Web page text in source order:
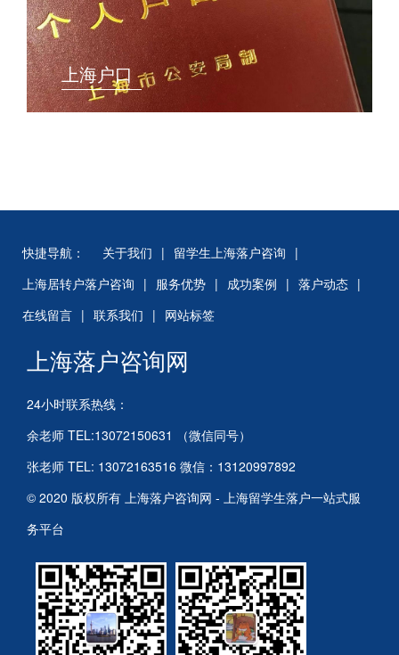
上海户口
快捷导航： 关于我们 | 留学生上海落户咨询 |
上海居转户落户咨询 | 服务优势 | 成功案例 | 落户动态 |
在线留言 | 联系我们 | 网站标签
上海落户咨询网
24小时联系热线：
余老师 TEL:13072150631 （微信同号）
张老师 TEL: 13072163516 微信：13120997892
© 2020 版权所有 上海落户咨询网 - 上海留学生落户一站式服
务平台